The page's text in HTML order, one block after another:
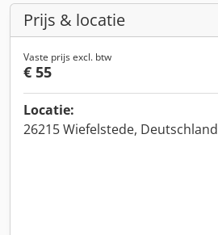
Prijs & locatie
Vaste prijs excl. btw
€ 55
Locatie:
26215 Wiefelstede, Deutschland